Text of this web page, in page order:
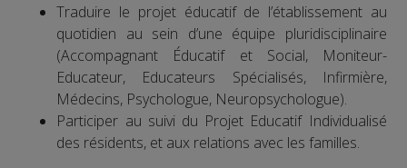
Traduire le projet éducatif de l’établissement au
quotidien au sein d’une équipe pluridisciplinaire
(Accompagnant Éducatif et Social, Moniteur-
Educateur, Educateurs Spécialisés, Infirmière,
Médecins, Psychologue, Neuropsychologue).
Participer au suivi du Projet Educatif Individualisé
des résidents, et aux relations avec les familles.